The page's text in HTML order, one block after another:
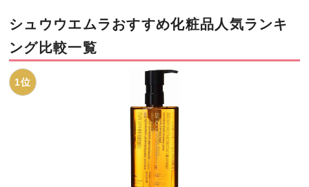
シュウウエムラおすすめ化粧品人気ランキ
ング比較一覧
1位